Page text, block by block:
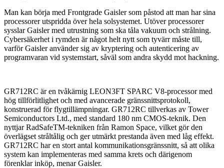
Man kan börja med Frontgrade Gaisler som påstod att man har sina
processorer utspridda över hela solsystemet. Utöver processorer
sysslar Gaisler med utrustning som ska tåla vakuum och strålning.
Cybersäkerhet i rymden är något helt nytt som tyvärr måste till,
varför Gaisler använder sig av kryptering och autenticering av
programvaran vid systemstart, såväl som andra skydd mot hackning.
GR712RC är en tvåkärnig LEON3FT SPARC V8-processor med
hög tillförlitlighet och med avancerade gränssnittsprotokoll,
konstruerad för flygtillämpningar. GR712RC tillverkas av Tower
Semiconductors Ltd., med standard 180 nm CMOS-teknik. Den
nyttjar RadSafeTM-tekniken från Ramon Space, vilket gör den
överlägset stråltålig och ger utmärkt prestanda även med låg effekt.
GR712RC har en stort antal kommunikationsgränssnitt, så att olika
system kan implementeras med samma krets och därigenom
förenklar inköp, menar Gaisler.